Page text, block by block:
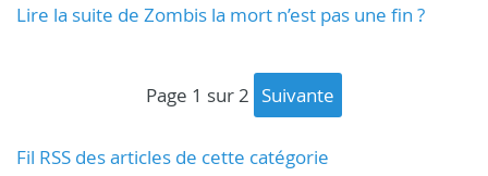
Lire la suite de Zombis la mort n’est pas une fin ?
page 1 sur 2 suivante
Fil RSS des articles de cette catégorie